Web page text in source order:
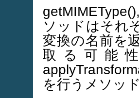
ソッドはそれ
変換の名前を
取る可能
を行うメソッ